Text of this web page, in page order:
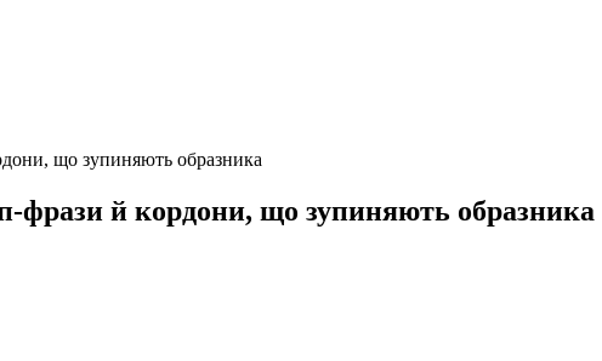
що зупиняють образника
фрази й кордони, що зупиняють образника